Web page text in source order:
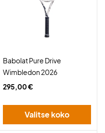
Babolat Pure Drive
Wimbledon 2026
295,00 €
Valitse koko